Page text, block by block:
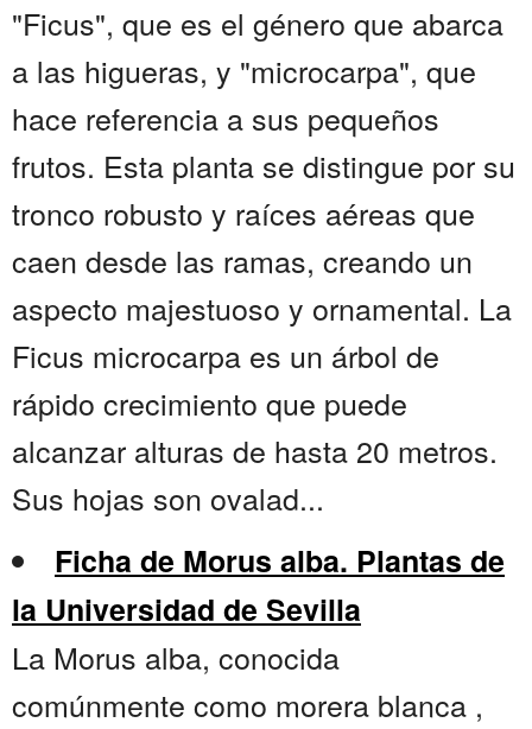
"Ficus", que es el género que abarca
a las higueras, y "microcarpa", que
hace referencia a sus pequeños
frutos. Esta planta se distingue por su
tronco robusto y raíces aéreas que
caen desde las ramas, creando un
aspecto majestuoso y ornamental. La
Ficus microcarpa es un árbol de
rápido crecimiento que puede
alcanzar alturas de hasta 20 metros.
Sus hojas son ovalad...
Ficha de Morus alba. Plantas de
la Universidad de Sevilla
La Morus alba, conocida
comúnmente como morera blanca ,